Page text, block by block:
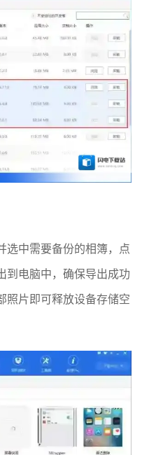
选中需要备份的相簿，点
到电脑中，确保导出成功
照片即可释放设备存储空